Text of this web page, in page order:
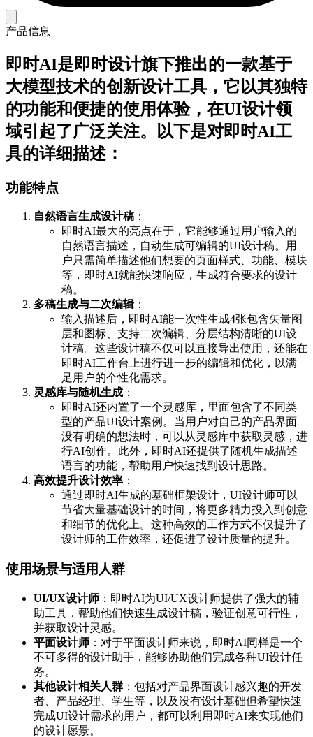
产品信息
即时AI是即时设计旗下推出的一款基于
大模型技术的创新设计工具，它以其独特
的功能和便捷的使用体验，在UI设计领
域引起了广泛关注。以下是对即时AI工
具的详细描述：
功能特点
自然语言生成设计稿 ：
即时AI最大的亮点在于，它能够通过用户输入的
自然语言描述，自动生成可编辑的UI设计稿。用
户只需简单描述他们想要的页面样式、功能、模块
等，即时AI就能快速响应，生成符合要求的设计
稿。
多稿生成与二次编辑：
输入描述后，即时AI能一次性生成4张包含矢量图
层和图标、支持二次编辑、分层结构清晰的UI设
计稿。这些设计稿不仅可以直接导出使用，还能在
即时AI工作台上进行进一步的编辑和优化，以满
足用户的个性化需求。
灵感库与随机生成 ：
即时AI还内置了一个灵感库，里面包含了不同类
型的产品UI设计案例。当用户对自己的产品界面
没有明确的想法时，可以从灵感库中获取灵感，进
行AI创作。此外，即时AI还提供了随机生成描述
语言的功能，帮助用户快速找到设计思路。
高效提升设计效率 ：
通过即时AI生成的基础框架设计，UI设计师可以
节省大量基础设计的时间，将更多精力投入到创意
和细节的优化上。这种高效的工作方式不仅提升了
设计师的工作效率，还促进了设计质量的提升。
使用场景与适用人群
UI/UX设计师 ：即时AI为UI/UX设计师提供了强大的辅
助工具，帮助他们快速生成设计稿，验证创意可行性，
并获取设计灵感。
平面设计师 ：对于平面设计师来说，即时AI同样是一个
不可多得的设计助手，能够协助他们完成各种UI设计任
务。
其他设计相关人群 ：包括对产品界面设计感兴趣的开发
者、产品经理、学生等，以及没有设计基础但希望快速
完成UI设计需求的用户，都可以利用即时AI来实现他们
的设计愿景。